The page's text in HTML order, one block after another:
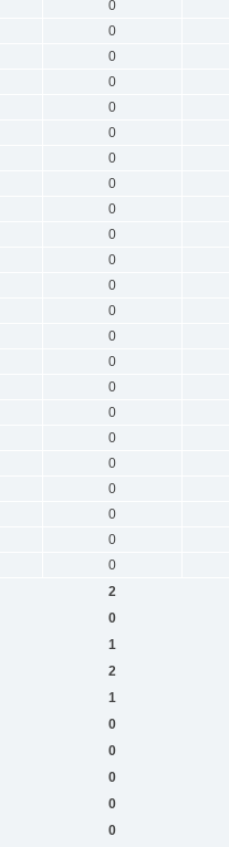
0
0
0
0
0
0
0
0
0
0
0
0
0
0
0
0
0
0
0
0
0
0
0
2
0
1
2
1
0
0
0
0
0